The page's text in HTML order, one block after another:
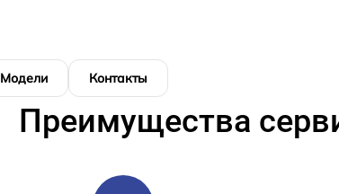
Модели Контакты
Преимущества